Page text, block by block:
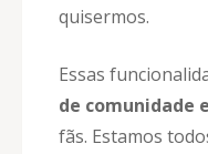
quisermos.
Essas
de comunidade
fãs. Estamos